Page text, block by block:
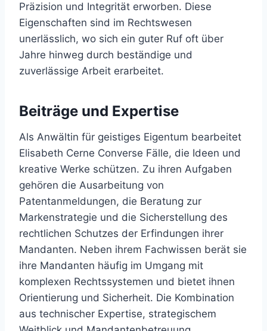
Präzision und Integrität erworben. Diese
Eigenschaften sind im Rechtswesen
unerlässlich, wo sich ein guter Ruf oft über
Jahre hinweg durch beständige und
zuverlässige Arbeit erarbeitet.
Beiträge und Expertise
Als Anwältin für geistiges Eigentum bearbeitet
Elisabeth Cerne Converse Fälle, die Ideen und
kreative Werke schützen. Zu ihren Aufgaben
gehören die Ausarbeitung von
Patentanmeldungen, die Beratung zur
Markenstrategie und die Sicherstellung des
rechtlichen Schutzes der Erfindungen ihrer
Mandanten. Neben ihrem Fachwissen berät sie
ihre Mandanten häufig im Umgang mit
komplexen Rechtssystemen und bietet ihnen
Orientierung und Sicherheit. Die Kombination
aus technischer Expertise, strategischem